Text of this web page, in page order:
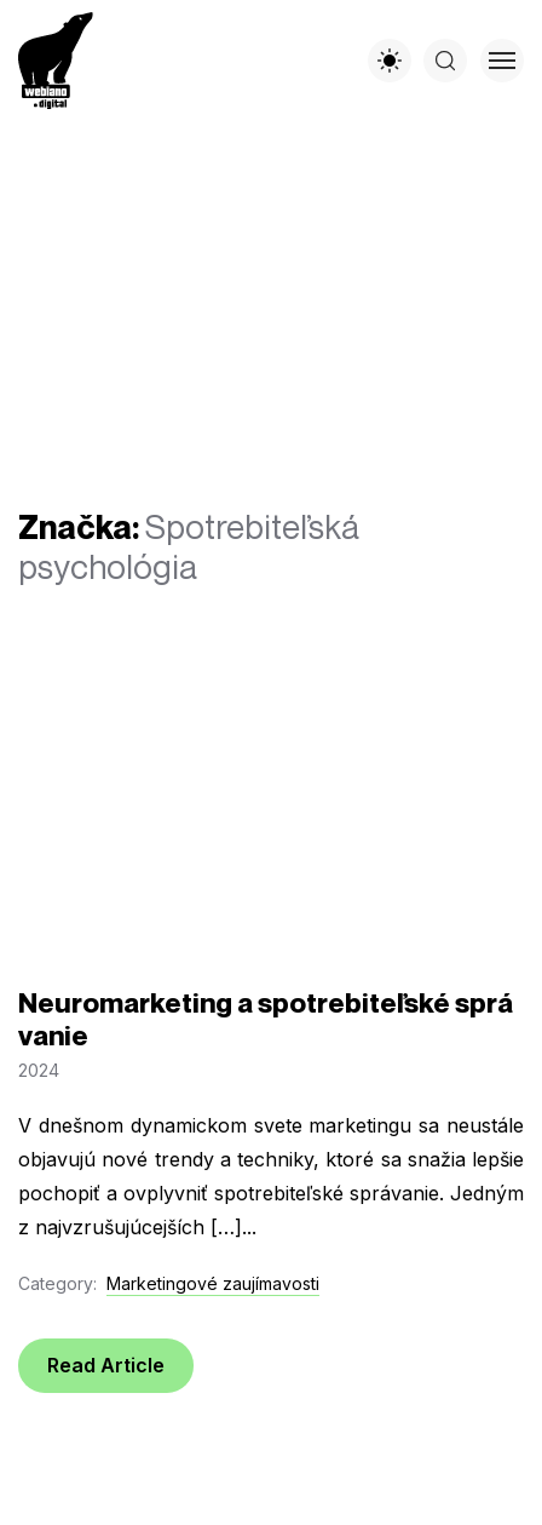
Značka:Spotrebiteľská
psychológia
Neuromarketing a spotrebiteľské sprá
vanie
2024
V dnešnom dynamickom svete marketingu sa neustále
objavujú nové trendy a techniky, ktoré sa snažia lepšie
pochopiť a ovplyvniť spotrebiteľské správanie. Jedným
z najvzrušujúcejších […]...
Category: Marketingové zaujímavosti
Read Article